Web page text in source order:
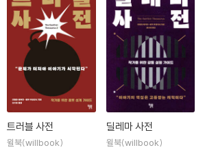
트러블 사전
윌북(willbook)
딜레마 사전
윌북(willbook)